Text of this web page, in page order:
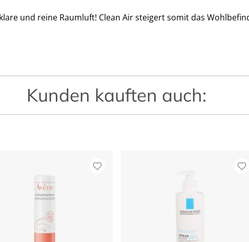
und reine Raumluft! Clean Air steigert somit das
Kunden kauften auch: